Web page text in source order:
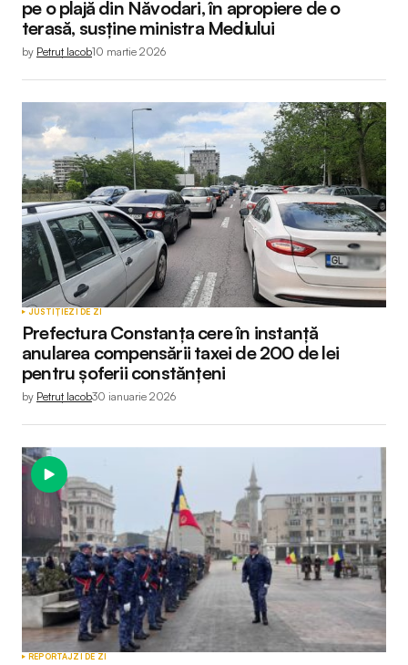
pe o plajă din Năvodari, în apropiere de o
terasă, susține ministra Mediului
by Petruț Iacob10 martie 2026
JUSTIȚIEZI DE ZI
Prefectura Constanța cere în instanță
anularea compensării taxei de 200 de lei
pentru șoferii constănțeni
by Petruț Iacob30 ianuarie 2026
REPORTAJZI DE ZI